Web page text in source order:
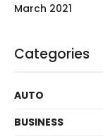
March 2021
Categories
AUTO
BUSINESS